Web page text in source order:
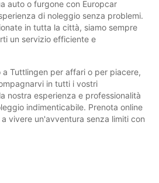
auto o furgone con Europcar
di noleggio senza problemi.
in tutta la città, siamo sempre
un servizio efficiente e
a Tuttlingen per affari o per piacere,
in tutti i vostri
nostra esperienza e professionalità
indimenticabile. Prenota online
vivere un'avventura senza limiti con